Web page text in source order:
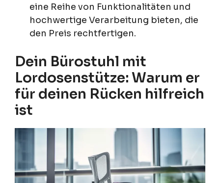
eine Reihe von Funktionalitäten und
hochwertige Verarbeitung bieten, die
den Preis rechtfertigen.
Dein Bürostuhl mit
Lordosenstütze: Warum er
für deinen Rücken hilfreich
ist